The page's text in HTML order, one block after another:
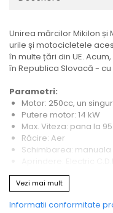
Unirea mărcilor Mikilon și
urile și motocicletele
în multe țări din UE.
în Republica Slovacă -
Parametri:
Motor: 250cc, un
Putere motor: 14 kW
Max. Viteza: pana la
Răcire: Aer
Schimbarea: manuala
Pornire: pedala +
Jante: fata 21", spate 18"
Cauciucuri spate: 110 /
Vezi mai mult
Informatii conformitate